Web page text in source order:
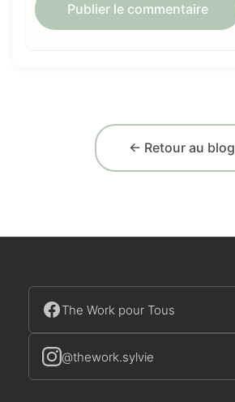
← Retour au blog
The Work pour Tous
@thework.sylvie